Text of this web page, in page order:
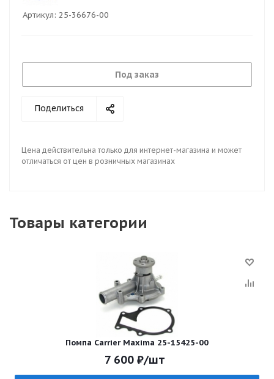
Артикул: 25-36676-00
Под заказ
Поделиться
Цена действительна только для интернет-магазина и может
отличаться от цен в розничных магазинах
Товары категории
Помпа Carrier Maxima 25-15425-00
7 600 ₽/шт